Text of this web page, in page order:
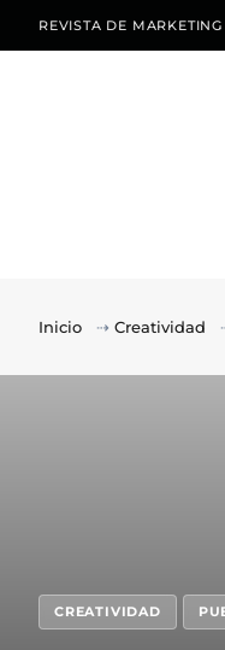
REVISTA DE
Inicio ⇢ Creatividad
CREATIVIDAD